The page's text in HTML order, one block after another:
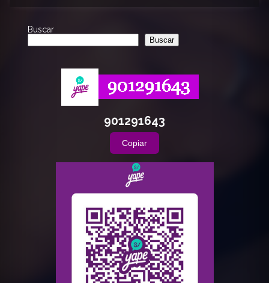
Buscar
Buscar
901291643
Copiar